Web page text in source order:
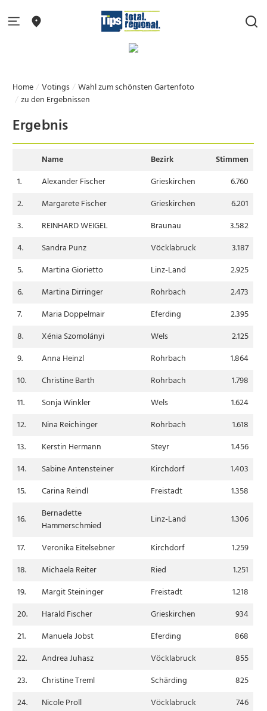
Home Votings
Wahl zum schönsten Gartenfoto
zu den Ergebnissen
Ergebnis
Name Bezirk
Stimmen
1.
Alexander Fischer Grieskirchen
6.760
2.
Margarete Fischer Grieskirchen
6.201
3.
REINHARD WEIGEL Braunau
3.582
4.
Sandra Punz Vöcklabruck
3.187
5.
Martina Giorietto Linz-Land
2.925
6.
Martina Dirringer Rohrbach
2.473
7.
Maria Doppelmair Eferding
2.395
8.
Xénia Szomolányi Wels
2.125
9.
Anna Heinzl Rohrbach
1.864
10.
Christine Barth Rohrbach
1.798
11.
Sonja Winkler Wels
1.624
12.
Nina Reichinger Rohrbach
1.618
13.
Kerstin Hermann Steyr
1.456
14.
Sabine Antensteiner Kirchdorf
1.403
15.
Carina Reindl Freistadt 1.358
16.
Bernadette
Hammerschmied
Linz-Land 1.306
17. Veronika Eitelsebner Kirchdorf
1.259
18.
Michaela Reiter Ried
1.251
19.
Margit Steininger Freistadt
1.218
20.
Harald Fischer Grieskirchen
934
21.
Manuela Jobst Eferding
868
22.
Andrea Juhasz Vöcklabruck
855
23.
Christine Treml Schärding
825
24.
Nicole Proll Vöcklabruck
746